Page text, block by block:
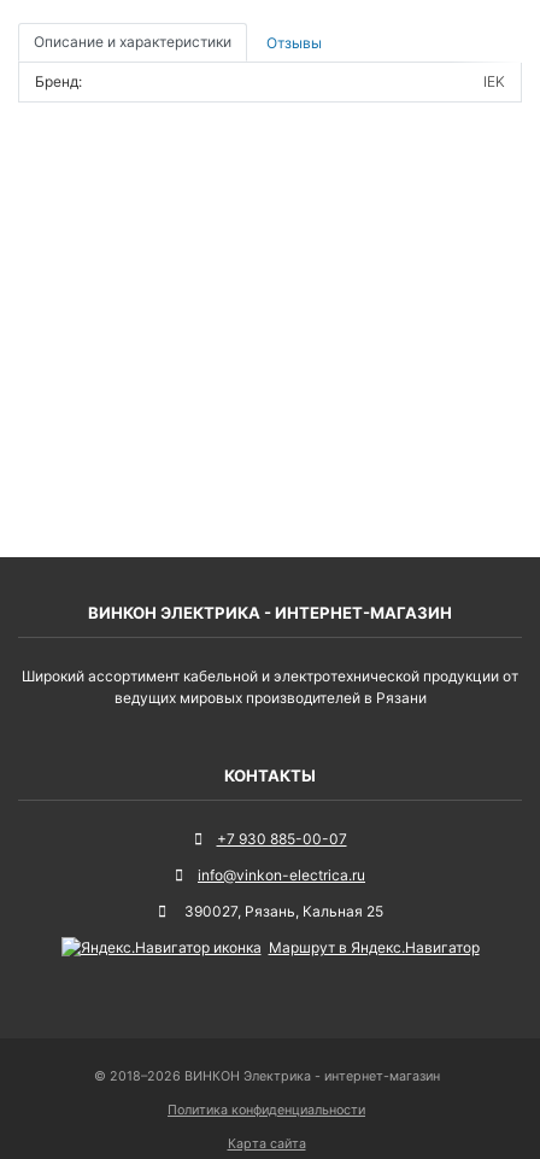
Описание и характеристики Отзывы
Бренд: IEK
ВИНКОН ЭЛЕКТРИКА - ИНТЕРНЕТ-МАГАЗИН
Широкий ассортимент кабельной и электротехнической продукции от
ведущих мировых производителей в Рязани
КОНТАКТЫ
+7 930 885-00-07
info@vinkon-electrica.ru
390027, Рязань, Кальная 25
Маршрут в Яндекс.Навигатор
© 2018–2026 ВИНКОН Электрика - интернет-магазин
Политика конфиденциальности
Карта сайта